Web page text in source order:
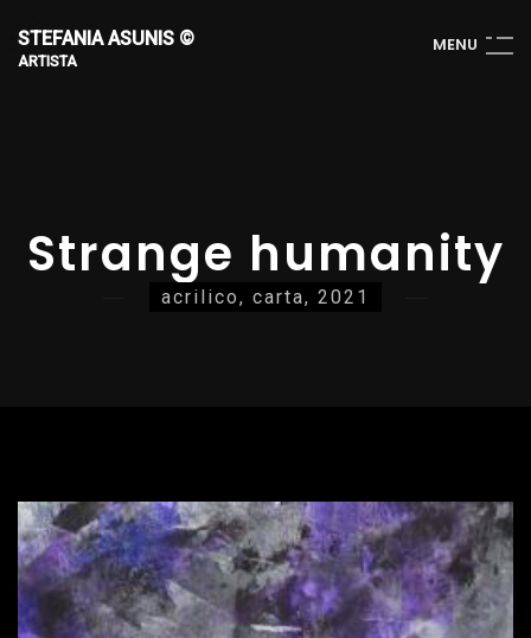
STEFANIA ASUNIS ©
ARTISTA
MENU
Strange humanity
acrilico, carta, 2021